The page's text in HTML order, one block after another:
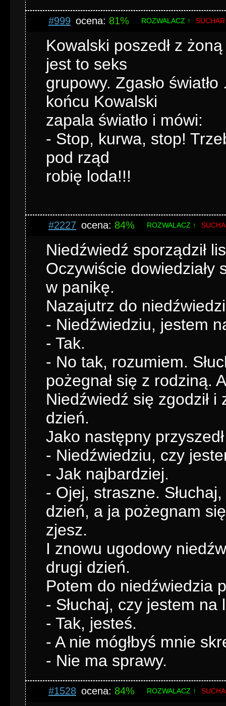
#999 ocena: 81% ROZWALACZ ↑
Kowalski poszedł z
jest to seks
grupowy. Zgasło
końcu Kowalski
zapala światło i mówi:
- Stop, kurwa, stop!
pod rząd
robię loda!!!
#2227 ocena: 84% ROZWALACZ ↑
Niedźwiedź sporządził
Oczywiście dowiedziały
w panikę.
Nazajutrz do
- Niedźwiedziu, jestem
- Tak.
- No tak, rozumiem.
pożegnał się z rodziną.
Niedźwiedź się zgodził i
dzień.
Jako następny
- Niedźwiedziu, czy
- Jak najbardziej.
- Ojej, straszne.
dzień, a ja pożegnam
zjesz.
I znowu ugodowy
drugi dzień.
Potem do niedźwiedzia
- Słuchaj, czy jestem na
- Tak, jesteś.
- A nie mógłbyś mnie
- Nie ma sprawy.
#1528 ocena: 84% ROZWALACZ ↑